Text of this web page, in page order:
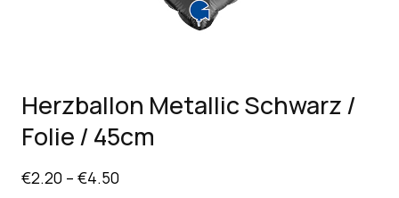
Herzballon Metallic Schwarz /
Folie / 45cm
€2.20 – €4.50